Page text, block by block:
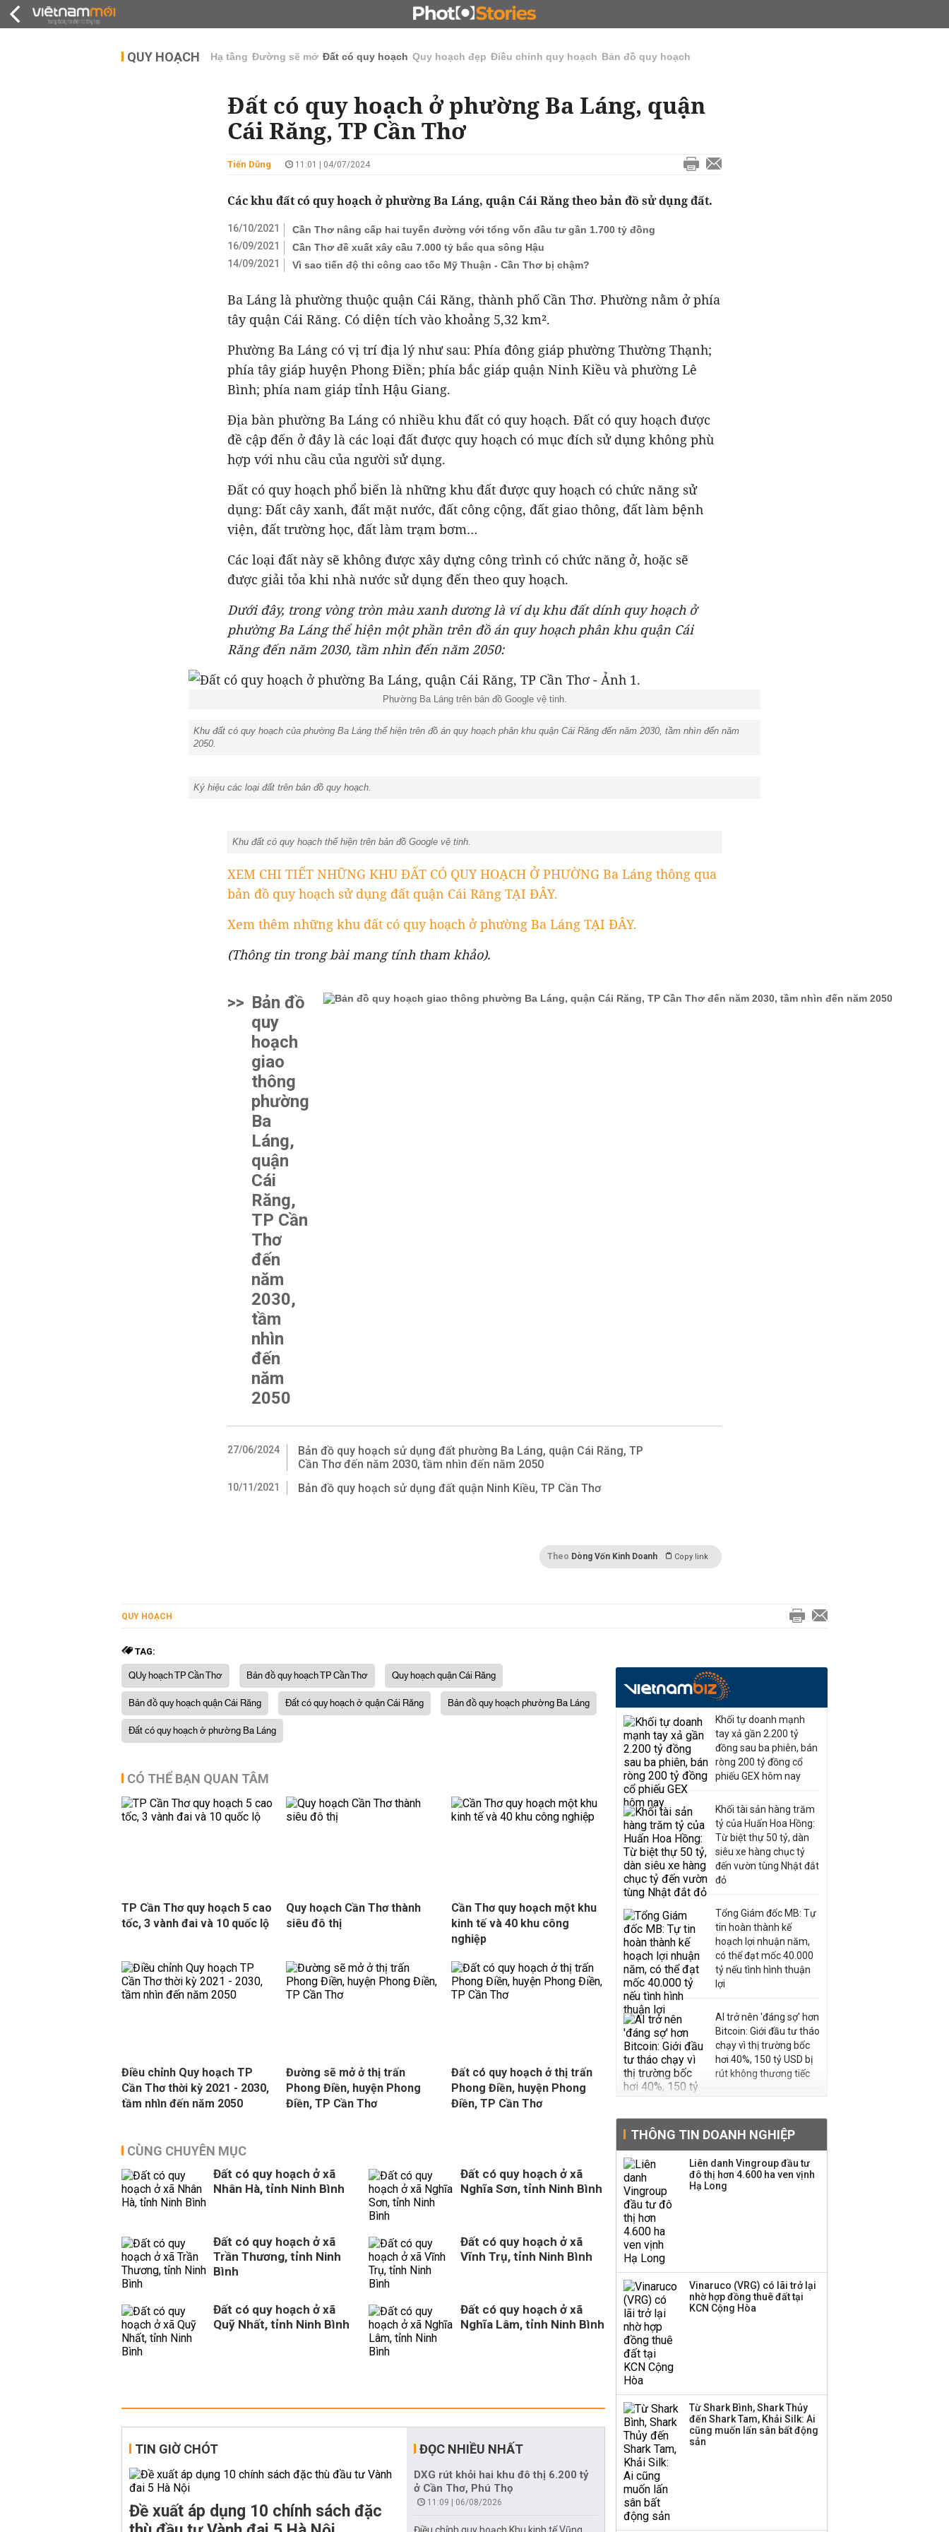
ĐẤU GIÁ - ĐẤU THẦU KINH DOANH
QUY HOẠCH Hạ tầng Đường sẽ mở Đất có quy hoạch Quy hoạch đẹp Điều chỉnh quy hoạch Bản đồ quy hoạch
Đất có quy hoạch ở phường Ba Láng, quận
Cái Răng, TP Cần Thơ
Tiến Dũng 11:01 | 04/07/2024
Các khu đất có quy hoạch ở phường Ba Láng, quận Cái Răng theo bản đồ sử dụng đất.
16/10/2021
Cần Thơ nâng cấp hai tuyến đường với tổng vốn đầu tư gần 1.700 tỷ đồng
16/09/2021
Cần Thơ đề xuất xây cầu 7.000 tỷ bắc qua sông Hậu
14/09/2021
Vì sao tiến độ thi công cao tốc Mỹ Thuận - Cần Thơ bị chậm?
Ba Láng là phường thuộc quận Cái Răng, thành phố Cần Thơ. Phường nằm ở phía
tây quận Cái Răng. Có diện tích vào khoảng 5,32 km².
Phường Ba Láng có vị trí địa lý như sau: Phía đông giáp phường Thường Thạnh;
phía tây giáp huyện Phong Điền; phía bắc giáp quận Ninh Kiều và phường Lê
Bình; phía nam giáp tỉnh Hậu Giang.
Địa bàn phường Ba Láng có nhiều khu đất có quy hoạch. Đất có quy hoạch được
đề cập đến ở đây là các loại đất được quy hoạch có mục đích sử dụng không phù
hợp với nhu cầu của người sử dụng.
Đất có quy hoạch phổ biến là những khu đất được quy hoạch có chức năng sử
dụng: Đất cây xanh, đất mặt nước, đất công cộng, đất giao thông, đất làm bệnh
viện, đất trường học, đất làm trạm bơm…
Các loại đất này sẽ không được xây dựng công trình có chức năng ở, hoặc sẽ
được giải tỏa khi nhà nước sử dụng đến theo quy hoạch.
Dưới đây, trong vòng tròn màu xanh dương là ví dụ khu đất dính quy hoạch ở
phườngBa Lángthể hiện một phần trên đồ án quy hoạch phân khu quận Cái
Răng đến năm 2030, tầm nhìn đến năm 2050:
Phường Ba Láng trên bản đồ Google vệ tinh.
Khu đất có quy hoạch của phường Ba Láng thể hiện trên đồ án quy hoạch phân khu quận Cái Răng đến năm 2030, tầm nhìn đến năm
2050.
Ký hiệu các loại đất trên bản đồ quy hoạch.
Khu đất có quy hoạch thể hiện trên bản đồ Google vệ tinh.
XEM CHI TIẾT NHỮNG KHU ĐẤT CÓ QUY HOẠCH Ở PHƯỜNG Ba Láng thông qua
bản đồ quy hoạch sử dụng đất quận Cái Răng TẠI ĐÂY.
Xem thêm những khu đất có quy hoạch ở phường Ba Láng TẠI ĐÂY.
(Thông tin trong bài mang tính tham khảo).
>> Bản đồ
quy
hoạch
giao
thông
phường
Ba
Láng,
quận
Cái
Răng,
TP Cần
Thơ
đến
năm
2030,
tầm
nhìn
đến
năm
2050
27/06/2024
Bản đồ quy hoạch sử dụng đất phường Ba Láng, quận Cái Răng, TP
Cần Thơ đến năm 2030, tầm nhìn đến năm 2050
10/11/2021 Bản đồ quy hoạch sử dụng đất quận Ninh Kiều, TP Cần Thơ
Theo Dòng Vốn Kinh Doanh Copy link
QUY HOẠCH
TAG:
QUy hoạch TP Cần Thơ Bản đồ quy hoạch TP Cần Thơ
Quy hoạch quận Cái Răng
Bản đồ quy hoạch quận Cái Răng
Đất có quy hoạch ở quận Cái Răng
Bản đồ quy hoạch phường Ba Láng
Đất có quy hoạch ở phường Ba Láng
CÓ THỂ BẠN QUAN TÂM
TP Cần Thơ quy hoạch 5 cao
tốc, 3 vành đai và 10 quốc lộ
Quy hoạch Cần Thơ thành
siêu đô thị
Cần Thơ quy hoạch một khu
kinh tế và 40 khu công
nghiệp
Điều chỉnh Quy hoạch TP
Cần Thơ thời kỳ 2021 - 2030,
tầm nhìn đến năm 2050
Đường sẽ mở ở thị trấn
Phong Điền, huyện Phong
Điền, TP Cần Thơ
Đất có quy hoạch ở thị trấn
Phong Điền, huyện Phong
Điền, TP Cần Thơ
CÙNG CHUYÊN MỤC
Đất có quy hoạch ở xã
Nhân Hà, tỉnh Ninh Bình
Đất có quy hoạch ở xã
Nghĩa Sơn, tỉnh Ninh Bình
Đất có quy hoạch ở xã
Trần Thương, tỉnh Ninh
Bình
Đất có quy hoạch ở xã
Vĩnh Trụ, tỉnh Ninh Bình
Đất có quy hoạch ở xã
Quỹ Nhất, tỉnh Ninh Bình
Đất có quy hoạch ở xã
Nghĩa Lâm, tỉnh Ninh Bình
TIN GIỜ CHÓT
Đề xuất áp dụng 10 chính sách đặc
ĐỌC NHIỀU NHẤT
DXG rút khỏi hai khu đô thị 6.200 tỷ
ở Cần Thơ, Phú Thọ
11:09 | 06/08/2026
Khối tự doanh mạnh
tay xả gần 2.200 tỷ
đồng sau ba phiên, bán
ròng 200 tỷ đồng cổ
phiếu GEX hôm nay
Khối tài sản hàng trăm
tỷ của Huấn Hoa Hồng:
Từ biệt thự 50 tỷ, dàn
siêu xe hàng chục tỷ
đến vườn tùng Nhật đắt
đỏ
Tổng Giám đốc MB: Tự
tin hoàn thành kế
hoạch lợi nhuận năm,
có thể đạt mốc 40.000
tỷ nếu tình hình thuận
lợi
AI trở nên 'đáng sợ' hơn
Bitcoin: Giới đầu tư tháo
chạy vì thị trường bốc
hơi 40%, 150 tỷ USD bị
rút không thương tiếc
sản xuất vàng mã trên
sàn báo lãi tăng 64%,
không vay một đồng
nào từ ngân hàng
Hơn 227.000 tài khoản
gia nhập thị trường
chứng khoán trong
tháng 7 biến động
Thị trường thường
THÔNG TIN DOANH NGHIỆP
Liên danh Vingroup đầu tư
đô thị hơn 4.600 ha ven vịnh
Hạ Long
Vinaruco (VRG) có lãi trở lại
nhờ hợp đồng thuê đất tại
KCN Cộng Hòa
Từ Shark Bình, Shark Thủy
đến Shark Tam, Khải Silk: Ai
cũng muốn lấn sân bất động
sản